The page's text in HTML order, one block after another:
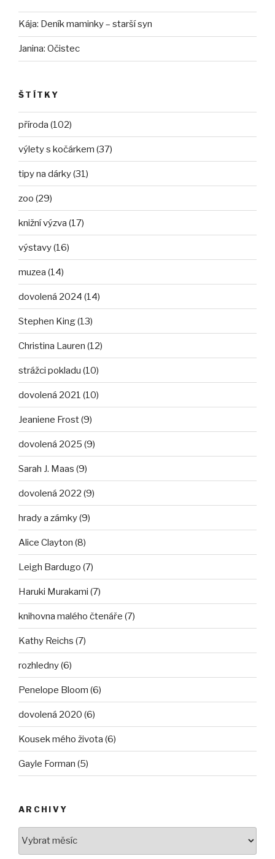
Kája: Deník maminky – starší syn
Janina: Očistec
ŠTÍTKY
příroda (102)
výlety s kočárkem (37)
tipy na dárky (31)
zoo (29)
knižní výzva (17)
výstavy (16)
muzea (14)
dovolená 2024 (14)
Stephen King (13)
Christina Lauren (12)
strážci pokladu (10)
dovolená 2021 (10)
Jeaniene Frost (9)
dovolená 2025 (9)
Sarah J. Maas (9)
dovolená 2022 (9)
hrady a zámky (9)
Alice Clayton (8)
Leigh Bardugo (7)
Haruki Murakami (7)
knihovna malého čtenáře (7)
Kathy Reichs (7)
rozhledny (6)
Penelope Bloom (6)
dovolená 2020 (6)
Kousek mého života (6)
Gayle Forman (5)
ARCHIVY